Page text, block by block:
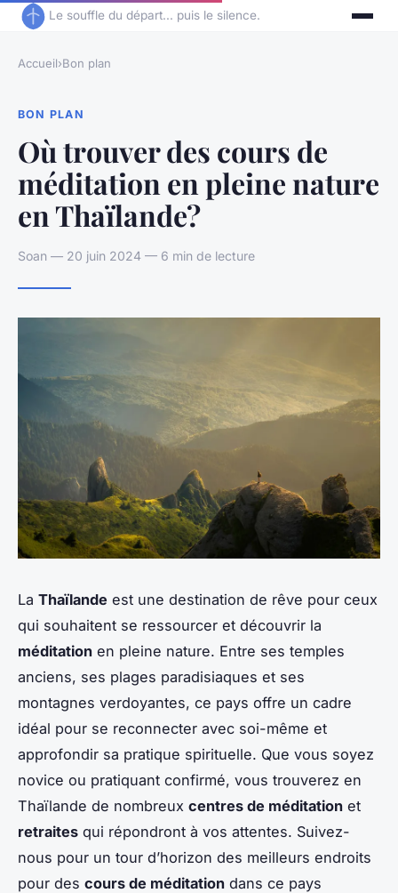
Le souffle du départ... puis le silence.
Accueil›Bon plan
BON PLAN
Où trouver des cours de
méditation en pleine nature
en Thaïlande?
Soan — 20 juin 2024 — 6 min de lecture
La Thaïlande est une destination de rêve pour ceux
qui souhaitent se ressourcer et découvrir la
méditation en pleine nature. Entre ses temples
anciens, ses plages paradisiaques et ses
montagnes verdoyantes, ce pays offre un cadre
idéal pour se reconnecter avec soi-même et
approfondir sa pratique spirituelle. Que vous soyez
novice ou pratiquant confirmé, vous trouverez en
Thaïlande de nombreux centres de méditation et
retraites qui répondront à vos attentes. Suivez-
nous pour un tour d’horizon des meilleurs endroits
pour des cours de méditation dans ce pays